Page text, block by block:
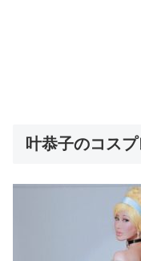
叶恭子のコス